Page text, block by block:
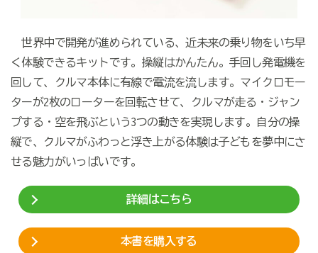
世界中で開発が進められている、近未来の乗り物をいち早
く体験できるキットです。操縦はかんたん。手回し発電機を
回して、クルマ本体に有線で電流を流します。マイクロモー
ターが2枚のローターを回転させて、クルマが走る・ジャン
プする・空を飛ぶという3つの動きを実現します。自分の操
縦で、クルマがふわっと浮き上がる体験は子どもを夢中にさ
せる魅力がいっぱいです。
詳細はこちら
本書を購入する